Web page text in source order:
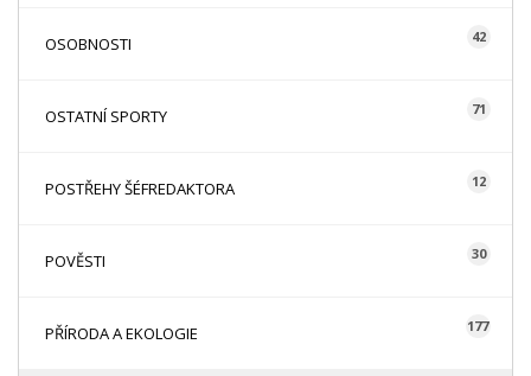
OSOBNOSTI 42
OSTATNÍ SPORTY 71
POSTŘEHY ŠÉFREDAKTORA 12
POVĚSTI 30
PŘÍRODA A EKOLOGIE 177